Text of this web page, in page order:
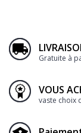
Gratuite à
VOUS
vaste choix